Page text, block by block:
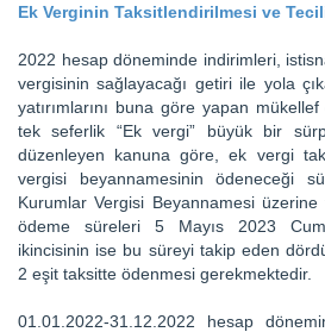
Ek Verginin Taksitlendirilmesi ve
2022 hesap döneminde indirimleri,
vergisinin sağlayacağı getiri ile yola
yatırımlarını buna göre yapan
tek seferlik “Ek vergi” büyük bir
düzenleyen kanuna göre, ek vergi
vergisi beyannamesinin ödeneceği
Kurumlar Vergisi Beyannamesi
ödeme süreleri 5 Mayıs 2023
ikincisinin ise bu süreyi takip eden
2 eşit taksitte ödenmesi gerekmektedir.
01.01.2022-31.12.2022 hesap